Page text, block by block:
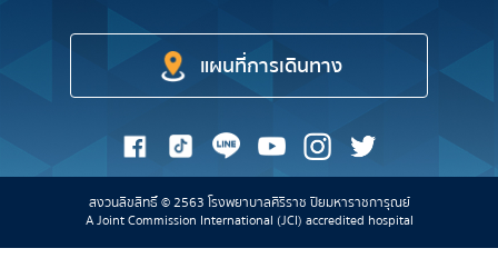
แผนที่การเดินทาง
สงวนลิขสิทธิ์ © 2563 โรงพยาบาลศิริราช ปิยมหาราชการุณย์
A Joint Commission International (JCI) accredited hospital